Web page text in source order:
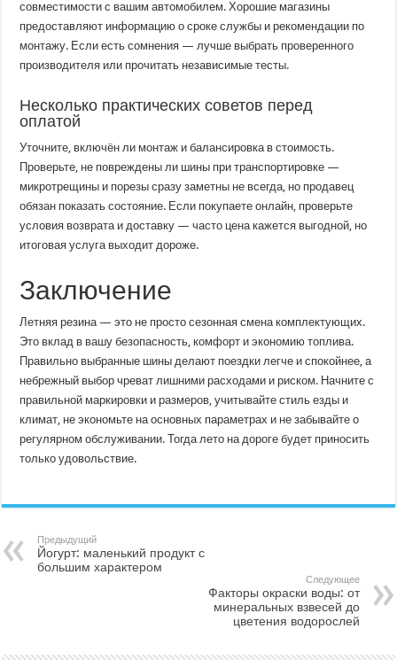
совместимости с вашим автомобилем. Хорошие магазины
предоставляют информацию о сроке службы и рекомендации по
монтажу. Если есть сомнения — лучше выбрать проверенного
производителя или прочитать независимые тесты.
Несколько практических советов перед
оплатой
Уточните, включён ли монтаж и балансировка в стоимость.
Проверьте, не повреждены ли шины при транспортировке —
микротрещины и порезы сразу заметны не всегда, но продавец
обязан показать состояние. Если покупаете онлайн, проверьте
условия возврата и доставку — часто цена кажется выгодной, но
итоговая услуга выходит дороже.
Заключение
Летняя резина — это не просто сезонная смена комплектующих.
Это вклад в вашу безопасность, комфорт и экономию топлива.
Правильно выбранные шины делают поездки легче и спокойнее, а
небрежный выбор чреват лишними расходами и риском. Начните с
правильной маркировки и размеров, учитывайте стиль езды и
климат, не экономьте на основных параметрах и не забывайте о
регулярном обслуживании. Тогда лето на дороге будет приносить
только удовольствие.
Предыдущий
Йогурт: маленький продукт с
большим характером
Следующее
Факторы окраски воды: от
минеральных взвесей до
цветения водорослей